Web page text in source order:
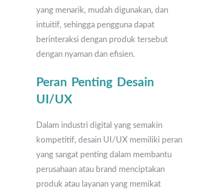
yang menarik, mudah digunakan, dan
intuitif, sehingga pengguna dapat
berinteraksi dengan produk tersebut
dengan nyaman dan efisien.
Peran Penting Desain
UI/UX
Dalam industri digital yang semakin
kompetitif, desain UI/UX memiliki peran
yang sangat penting dalam membantu
perusahaan atau brand menciptakan
produk atau layanan yang memikat